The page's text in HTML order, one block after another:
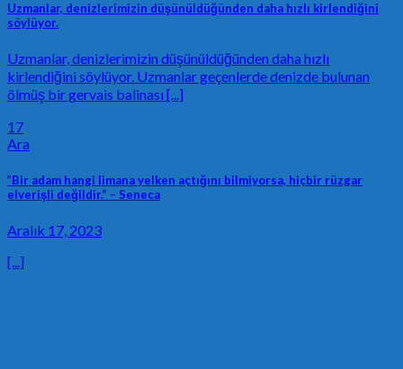
Uzmanlar, denizlerimizin düşünüldüğünden daha hızlı kirlendiğini
söylüyor.
Uzmanlar, denizlerimizin düşünüldüğünden daha hızlı
kirlendiğini söylüyor. Uzmanlar geçenlerde denizde bulunan
ölmüş bir gervais balinası [...]
17
Ara
”Bir adam hangi limana yelken açtığını bilmiyorsa, hiçbir rüzgar
elverişli değildir.” – Seneca
Aralık 17, 2023
[...]